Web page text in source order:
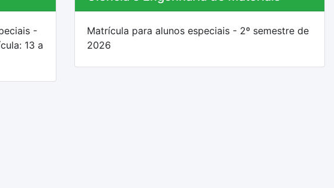
-
13 a
Matrícula para alunos especiais - 2º semestre de
2026